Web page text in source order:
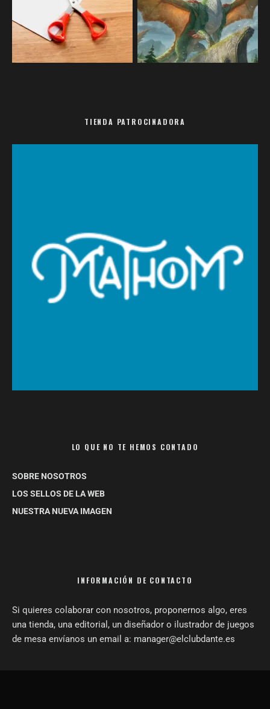
TIENDA PATROCINADORA
LO QUE NO TE HEMOS CONTADO
SOBRE NOSOTROS
LOS SELLOS DE LA WEB
NUESTRA NUEVA IMAGEN
INFORMACIÓN DE CONTACTO
Si quieres colaborar con nosotros, proponernos algo, eres
una tienda, una editorial, un diseñador o ilustrador de juegos
de mesa envíanos un email a: manager@elclubdante.es